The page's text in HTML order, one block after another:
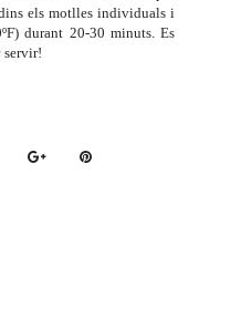
els motlles individuals i
durant 20-30 minuts. Es
servir!